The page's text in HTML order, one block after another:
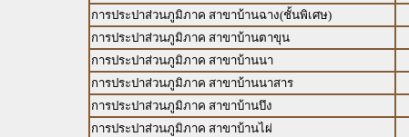
การประปาส่วนภูมิภาค สาขาบ้านฉาง(ชั้นพิเศษ)
การประปาส่วนภูมิภาค สาขาบ้านตาขุน
การประปาส่วนภูมิภาค สาขาบ้านนา
การประปาส่วนภูมิภาค สาขาบ้านนาสาร
การประปาส่วนภูมิภาค สาขาบ้านบึง
การประปาส่วนภูมิภาค สาขาบ้านไผ่